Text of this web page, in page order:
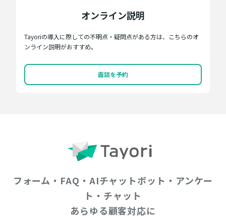
オンライン説明
Tayoriの導入に際しての不明点・疑問点がある方は、こちらのオ
ンライン説明がおすすめ。
面談を予約
フォーム・FAQ・AIチャットボット・アンケー
ト・チャット
あらゆる顧客対応に